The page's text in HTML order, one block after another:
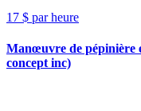
17 $ par heure
Manœuvre de pépinière
concept inc)